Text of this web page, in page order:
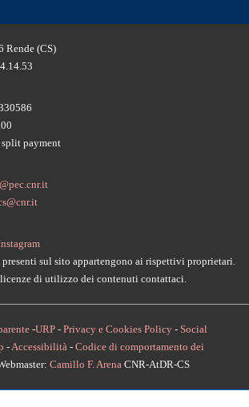
Rende (CS)
payment
sul sito appartengono ai rispettivi proprietari.
di utilizzo dei contenuti contattaci.
-URP - Privacy e Cookies Policy - Social
-Accessibilità - Codice di comportamento dei
Camillo F. Arena CNR-AtDR-CS